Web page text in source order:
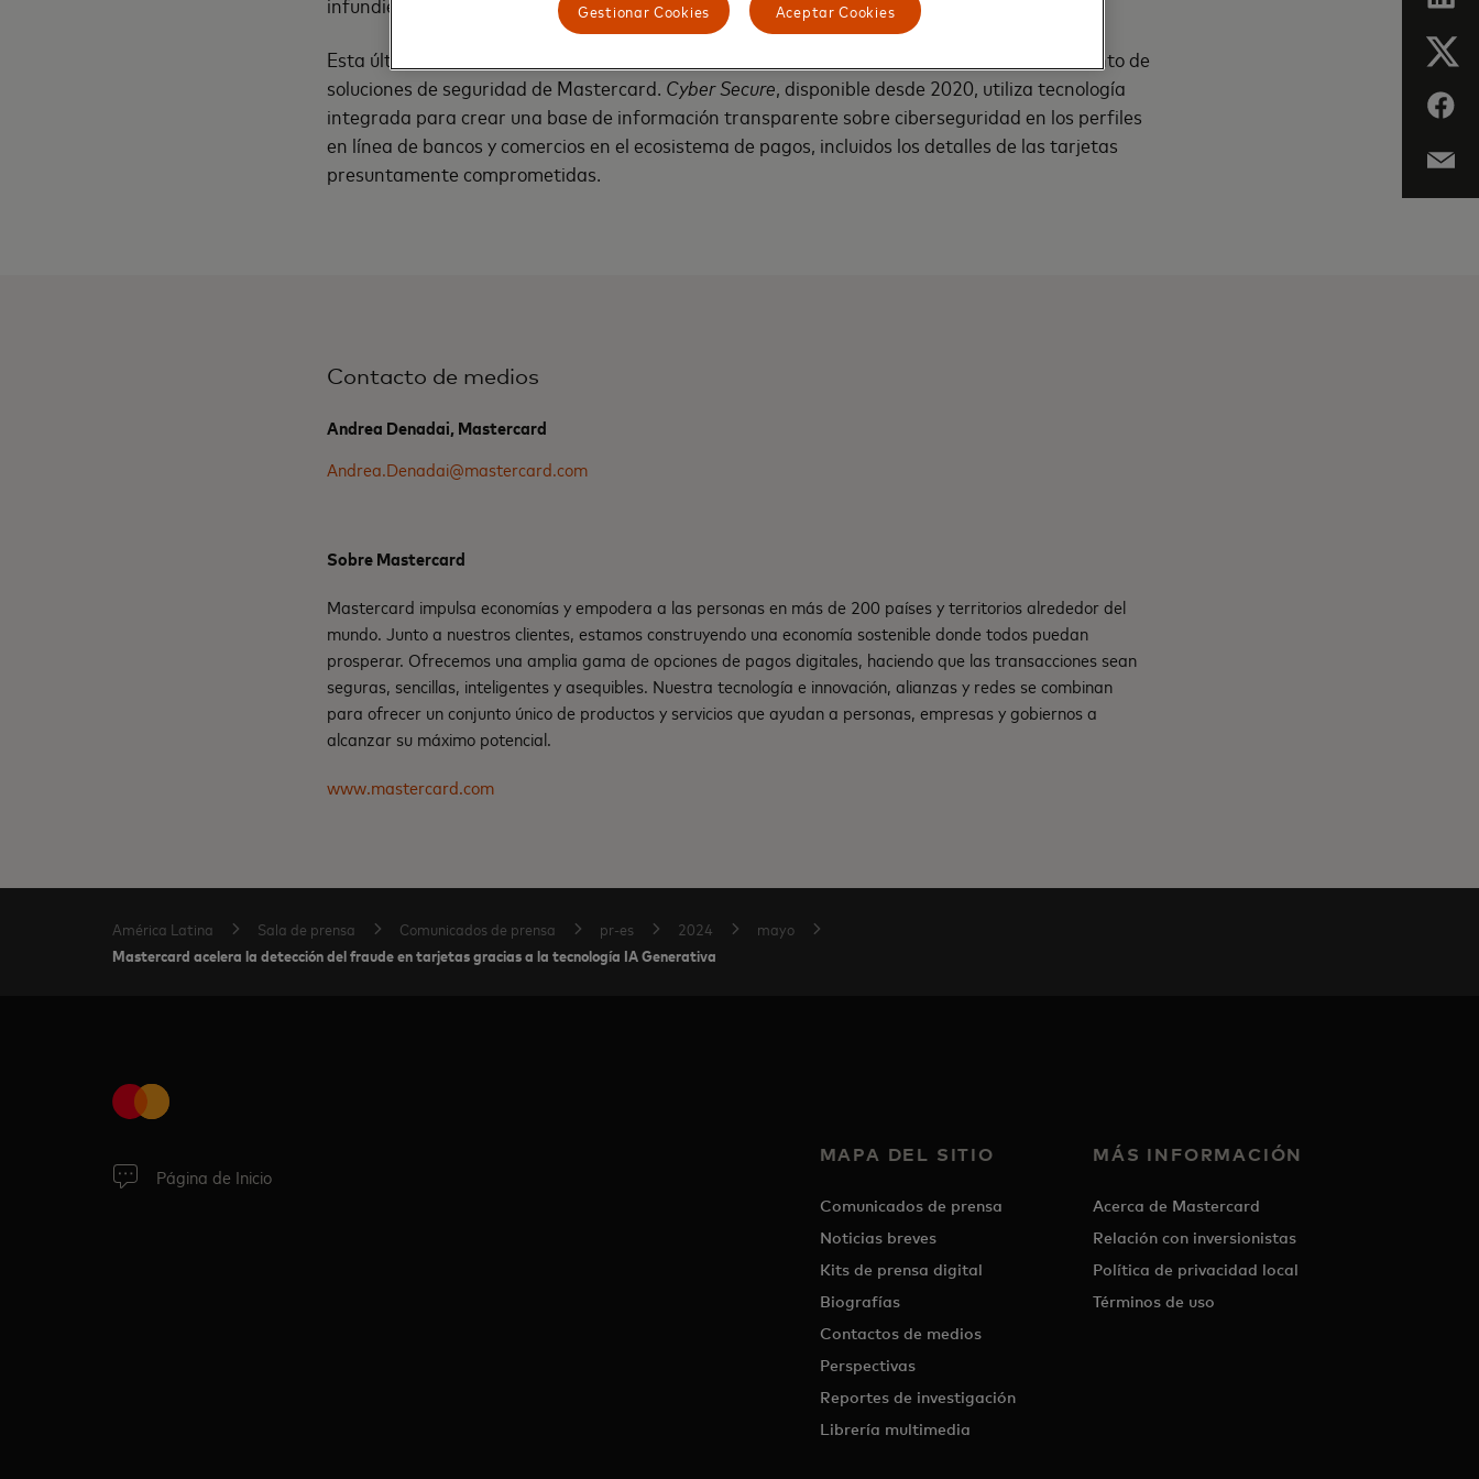
Esta última mejora, que aprovecha técnicas innovadoras de IA generativa, potencia el conjunto de
soluciones de seguridad de Mastercard. Cyber Secure , disponible desde 2020, utiliza tecnología
integrada para crear una base de información transparente sobre ciberseguridad en los perfiles
en línea de bancos y comercios en el ecosistema de pagos, incluidos los detalles de las tarjetas
presuntamente comprometidas.
Contacto de medios
Andrea Denadai, Mastercard
Andrea.Denadai@mastercard.com
Sobre Mastercard
Mastercard impulsa economías y empodera a las personas en más de 200 países y territorios alrededor del
mundo. Junto a nuestros clientes, estamos construyendo una economía sostenible donde todos puedan
prosperar. Ofrecemos una amplia gama de opciones de pagos digitales, haciendo que las transacciones sean
seguras, sencillas, inteligentes y asequibles. Nuestra tecnología e innovación, alianzas y redes se combinan
para ofrecer un conjunto único de productos y servicios que ayudan a personas, empresas y gobiernos a
alcanzar su máximo potencial.
www.mastercard.com
América Latina Sala de prensa Comunicados de prensa pr-es 2024 mayo
Mastercard acelera la detección del fraude en tarjetas gracias a la tecnología IA Generativa
Página de Inicio
MAPA DEL SITIO
Comunicados de prensa
Noticias breves
Kits de prensa digital
Biografías
Contactos de medios
Perspectivas
Reportes de investigación
Librería multimedia
MÁS INFORMACIÓN
Acerca de Mastercard
Relación con inversionistas
Política de privacidad local
Términos de uso
Aceptar Cookies
Gestionar Cookies